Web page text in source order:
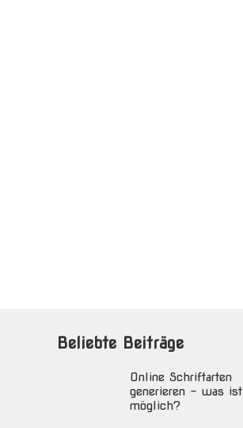
Beliebte Beiträge
Online Schriftarten
generieren – was ist
möglich?